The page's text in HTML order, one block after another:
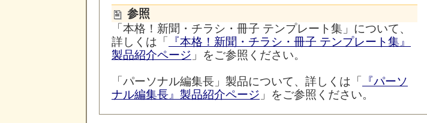
参照
「本格！新聞・チラシ・冊子 テンプレート集」について、
詳しくは「
『本格！新聞・チラシ・冊子 テンプレート集』
製品紹介ページ 」をご参照ください。
「パーソナル編集長」製品について、詳しくは「
『パーソ
ナル編集長』製品紹介ページ 」をご参照ください。